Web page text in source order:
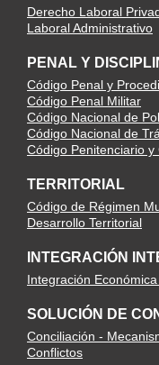
Derecho Laboral
Laboral Administrativo
PENAL Y
Código Penal y
Código Penal Militar
Código Nacional de
Código Nacional de
Código Penitenciario y
TERRITORIAL
Código de Régimen
Desarrollo Territorial
INTEGRACIÓN
Integración
SOLUCIÓN DE
Conciliación -
Conflictos